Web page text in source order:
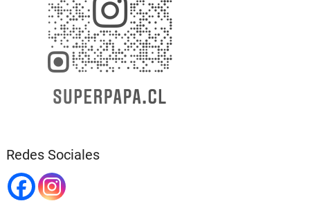
Redes Sociales